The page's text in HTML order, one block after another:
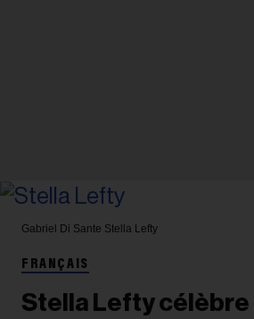
Gabriel Di Sante Stella Lefty
FRANÇAIS
Stella Lefty célèbre